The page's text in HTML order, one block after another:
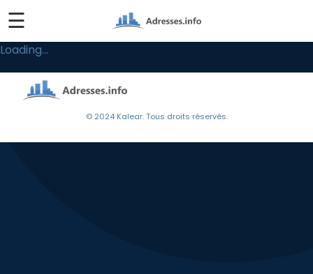
☰
Loading...
© 2024 Kalear. Tous droits réservés.